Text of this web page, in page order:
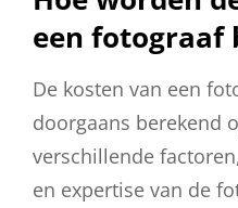
een fotograaf
De kosten van een
doorgaans berekend
verschillende
en expertise van de